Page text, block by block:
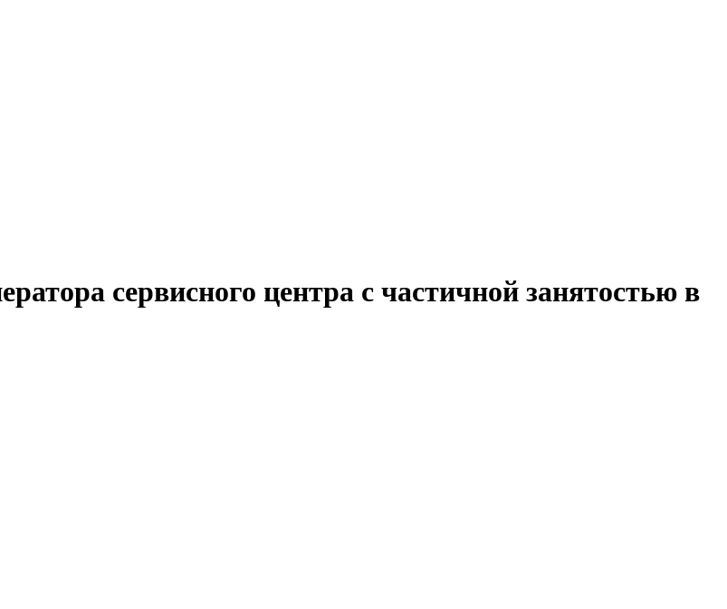
сервисного центра с частичной занятостью в